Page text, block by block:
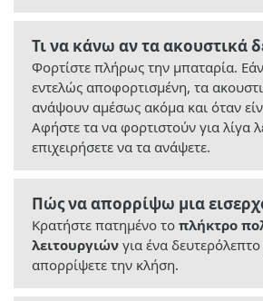
Τι να κάνω αν τα ακουστικά
Φορτίστε πλήρως την μπαταρία.
εντελώς αποφορτισμένη, τα
ανάψουν αμέσως ακόμα και όταν
Αφήστε τα να φορτιστούν για λίγα
επιχειρήσετε να τα ανάψετε.
Πώς να απορρίψω μια
Κρατήστε πατημένο το πλήκτρο
λειτουργιών για ένα
απορρίψετε την κλήση.